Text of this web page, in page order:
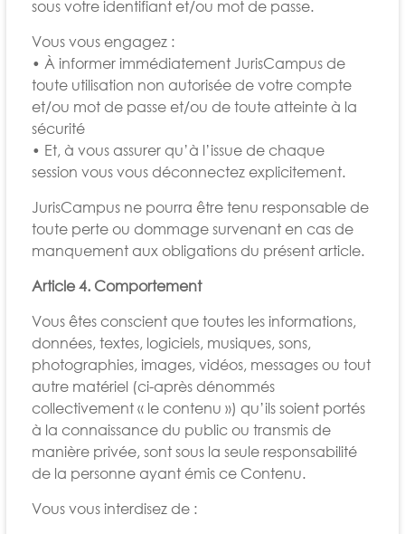
sous votre identifiant et/ou mot de passe.
Vous vous engagez :
• À informer immédiatement JurisCampus de
toute utilisation non autorisée de votre compte
et/ou mot de passe et/ou de toute atteinte à la
sécurité
• Et, à vous assurer qu’à l’issue de chaque
session vous vous déconnectez explicitement.
JurisCampus ne pourra être tenu responsable de
toute perte ou dommage survenant en cas de
manquement aux obligations du présent article.
Article 4. Comportement
Vous êtes conscient que toutes les informations,
données, textes, logiciels, musiques, sons,
photographies, images, vidéos, messages ou tout
autre matériel (ci-après dénommés
collectivement « le contenu ») qu’ils soient portés
à la connaissance du public ou transmis de
manière privée, sont sous la seule responsabilité
de la personne ayant émis ce Contenu.
Vous vous interdisez de :